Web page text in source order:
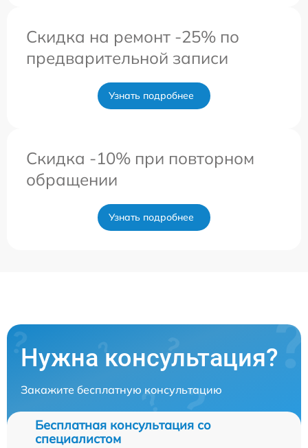
Скидка на ремонт -25% по
предварительной записи
Узнать подробнее
Скидка -10% при повторном
обращении
Узнать подробнее
Нужна консультация?
Закажите бесплатную консультацию
Бесплатная консультация со
специалистом